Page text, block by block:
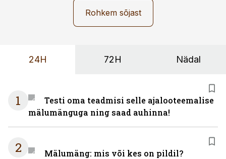
Rohkem sõjast
24H 72H Nädal
1
Testi oma teadmisi selle ajalooteemalise
mälumänguga ning saad auhinna!
2 Mälumäng: mis või kes on pildil?